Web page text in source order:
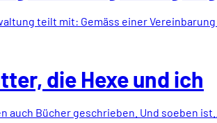
teilt mit: Gemäss einer
die Hexe und ich
auch Bücher geschrieben. Und soeben